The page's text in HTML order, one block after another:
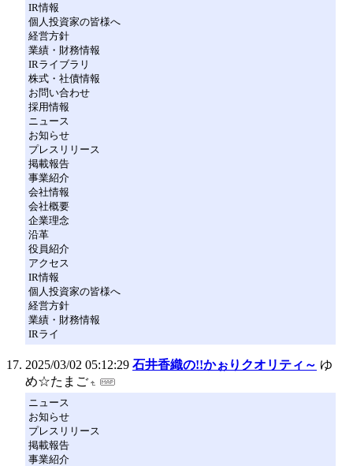
IR情報
個人投資家の皆様へ
経営方針
業績・財務情報
IRライブラリ
株式・社債情報
お問い合わせ
採用情報
ニュース
お知らせ
プレスリリース
掲載報告
事業紹介
会社情報
会社概要
企業理念
沿革
役員紹介
アクセス
IR情報
個人投資家の皆様へ
経営方針
業績・財務情報
IRライ
2025/03/02 05:12:29 石井香織の!!かぉりクオリティ～ ゆ
め☆たまご
ニュース
お知らせ
プレスリリース
掲載報告
事業紹介